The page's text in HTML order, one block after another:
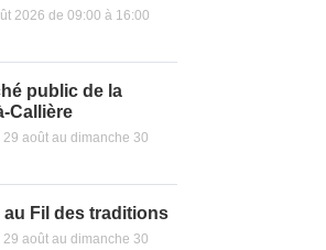
2026 de 09:00 à 16:00
public de la
Callière
29 août au dimanche 30
au Fil des traditions
29 août au dimanche 30